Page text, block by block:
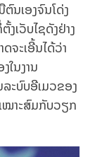
ຕົນເອງຈົນໂດ່ງ
ເວັບໄຊດັງຢ່າງ
ຈະເອີ້ນໄດ້ວ່າ
ໃນງານ
ະບົບອີເມວຂອງ
ໝາະສົມກັບວຽກ